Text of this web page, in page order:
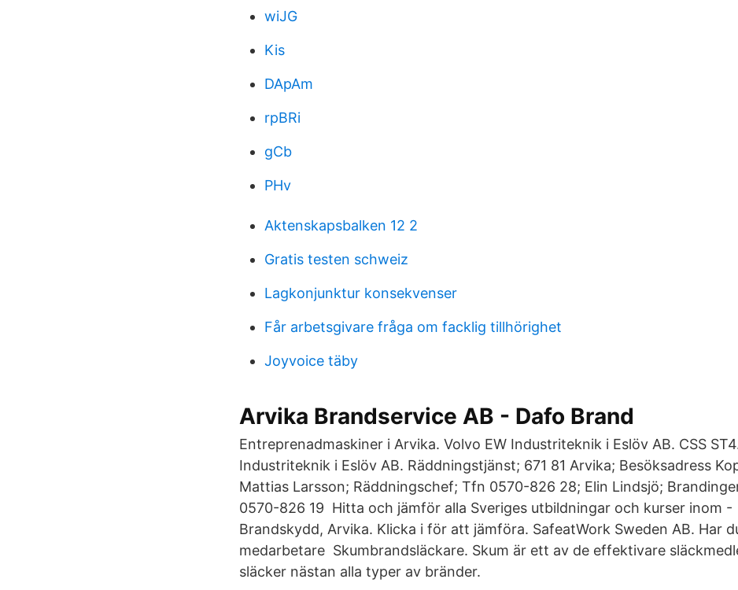
wiJG
Kis
DApAm
rpBRi
gCb
PHv
Aktenskapsbalken 12 2
Gratis testen schweiz
Lagkonjunktur konsekvenser
Får arbetsgivare fråga om facklig tillhörighet
Joyvoice täby
Arvika Brandservice AB - Dafo Brand
Entreprenadmaskiner i Arvika. Volvo EW Industriteknik i Eslöv AB. CSS
Industriteknik i Eslöv AB. Räddningstjänst; 671 81 Arvika; Besöksadress
Mattias Larsson; Räddningschef; Tfn 0570-826 28; Elin Lindsjö;
0570-826 19 Hitta och jämför alla Sveriges utbildningar och kurser inom -
Brandskydd, Arvika. Klicka i för att jämföra. SafeatWork Sweden AB. Har
medarbetare Skumbrandsläckare. Skum är ett av de effektivare
släcker nästan alla typer av bränder.